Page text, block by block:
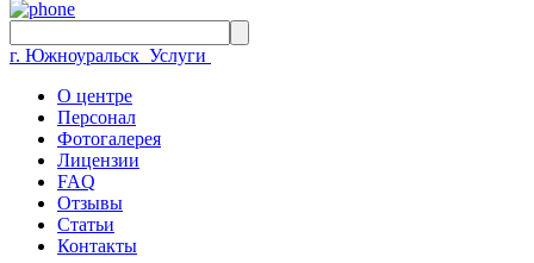
г. Южноуральск Услуги
О центре
Персонал
Фотогалерея
Лицензии
FAQ
Отзывы
Статьи
Контакты